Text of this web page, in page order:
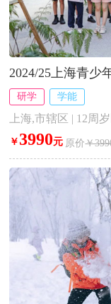
2024/25上海青少
研学 学能
上海,市辖区 | 12周
￥ 3990元 原价￥